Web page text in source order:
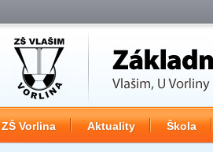
ZŠ Vorlina Aktuality Škola